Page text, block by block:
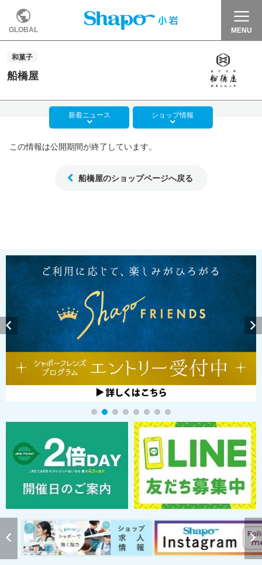
GLOBAL MENU
和菓子
船橋屋
新着ニュース ショップ情報
この情報は公開期間が終了しています。
船橋屋のショップページへ戻る